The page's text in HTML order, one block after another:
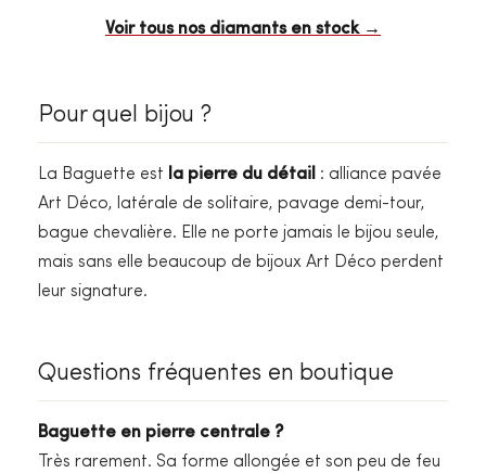
Voir tous nos diamants en stock →
Pour quel bijou ?
La Baguette est la pierre du détail : alliance pavée
Art Déco, latérale de solitaire, pavage demi-tour,
bague chevalière. Elle ne porte jamais le bijou seule,
mais sans elle beaucoup de bijoux Art Déco perdent
leur signature.
Questions fréquentes en boutique
Baguette en pierre centrale ?
Très rarement. Sa forme allongée et son peu de feu